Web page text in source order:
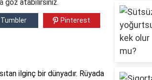
göz atabilirsiniz.
Tumbler Pinterest
ilginç bir dünyadır. Rüyada